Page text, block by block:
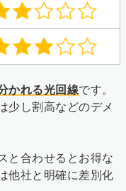
かれる光回線です。
少し割高などのデメ
と合わせるとお得な
他社と明確に差別化